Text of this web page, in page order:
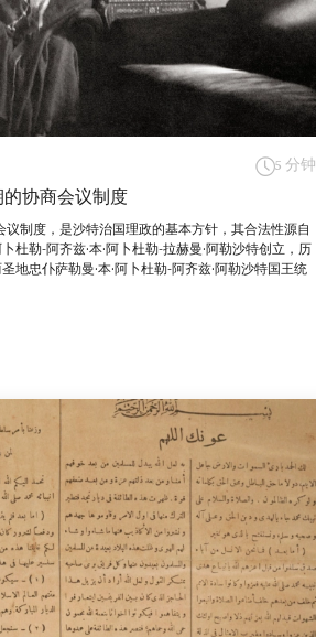
5 分钟
协商会议制度
议制度，是沙特治国理政的基本方针，其合法性源自
杜勒-阿齐兹·本·阿卜杜勒-拉赫曼·阿勒沙特创立，历
地忠仆萨勒曼·本·阿卜杜勒-阿齐兹·阿勒沙特国王统